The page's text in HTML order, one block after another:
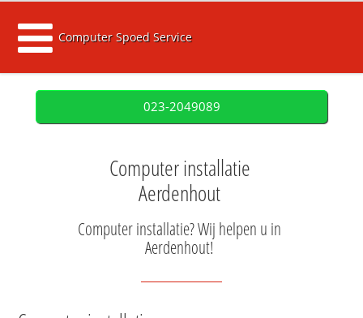
Computer Spoed Service
023-2049089
Computer installatie
Aerdenhout
Computer installatie? Wij helpen u in
Aerdenhout!